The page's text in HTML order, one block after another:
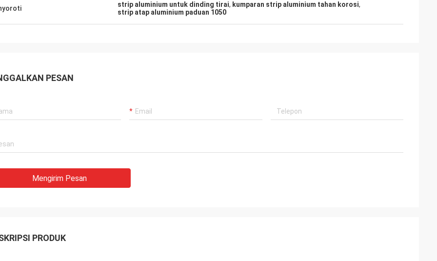
strip aluminium untuk dinding tirai, kumparan strip aluminium tahan korosi,
strip atap aluminium paduan 1050
PESAN
Mengirim Pesan
PRODUK